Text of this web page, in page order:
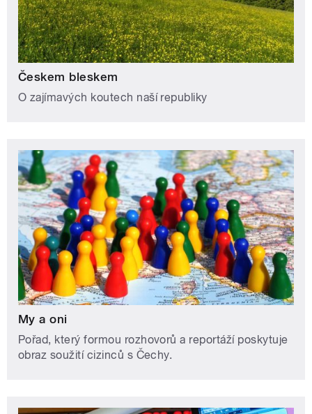
Českem bleskem
O zajímavých koutech naší republiky
My a oni
Pořad, který formou rozhovorů a reportáží poskytuje
obraz soužití cizinců s Čechy.